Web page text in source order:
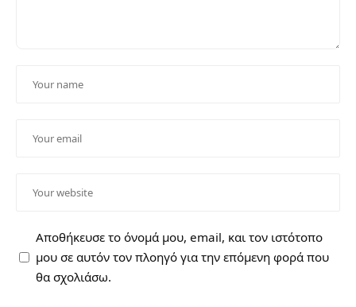
Αποθήκευσε το όνομά μου, email, και τον ιστότοπο
μου σε αυτόν τον πλοηγό για την επόμενη φορά που
θα σχολιάσω.